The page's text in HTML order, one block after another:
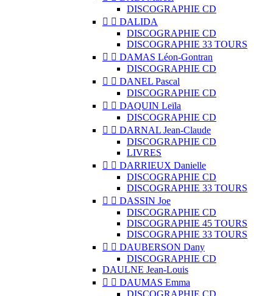
DISCOGRAPHIE CD
  DALIDA
DISCOGRAPHIE CD
DISCOGRAPHIE 33 TOURS
  DAMAS Léon-Gontran
DISCOGRAPHIE CD
  DANEL Pascal
DISCOGRAPHIE CD
  DAQUIN Leïla
DISCOGRAPHIE CD
  DARNAL Jean-Claude
DISCOGRAPHIE CD
LIVRES
  DARRIEUX Danielle
DISCOGRAPHIE CD
DISCOGRAPHIE 33 TOURS
  DASSIN Joe
DISCOGRAPHIE CD
DISCOGRAPHIE 45 TOURS
DISCOGRAPHIE 33 TOURS
  DAUBERSON Dany
DISCOGRAPHIE CD
DAULNE Jean-Louis
  DAUMAS Emma
DISCOGRAPHIE CD